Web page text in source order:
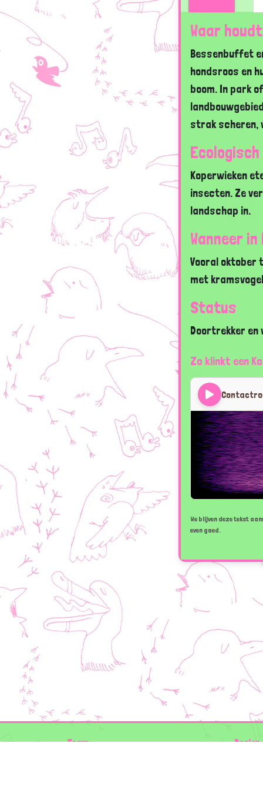
Waar
Bessenbuffet
hondsroos en
boom. In park
strak scheren,
Koperwieken
insecten. Ze
landschap in.
Wanneer
Vooral oktober
met
Status
Doortrekker
Zo klinkt een
We blijven deze tekst
even goed.
Team